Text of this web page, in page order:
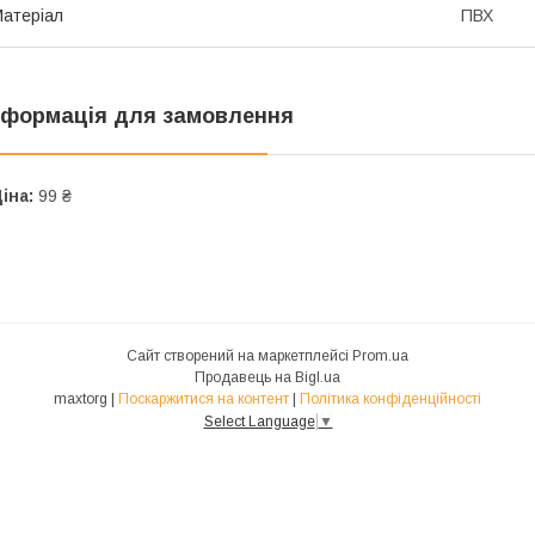
ПВХ
для замовлення
99 ₴
Сайт створений на маркетплейсі Prom.ua
Продавець на Bigl.ua
maxtorg | Поскаржитися на контент | Політика конфіденційності
Select Language ▼